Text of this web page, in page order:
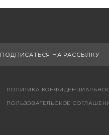
ПОДПИСАТЬСЯ НА РАССЫЛКУ
ПОЛИТИКА
ПОЛЬЗОВАТЕЛЬСКОЕ